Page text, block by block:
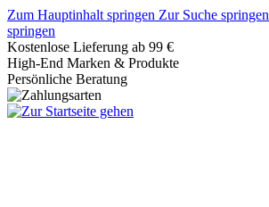
Zum Hauptinhalt springen Zur Suche springen
springen
Kostenlose Lieferung ab 99 €
High-End Marken & Produkte
Persönliche Beratung